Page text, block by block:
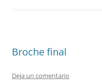
Broche final
Deja un comentario